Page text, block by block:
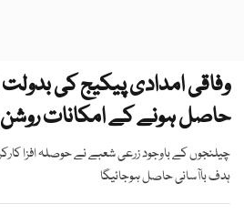
حاصل ہونے کے امکانات روشن
ہدف باآسانی حاصل ہوجائیگا